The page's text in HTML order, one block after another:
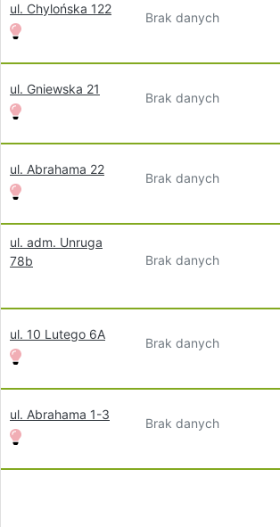
ul. Chylońska 122
Brak danych
ul. Gniewska 21
Brak danych
ul. Abrahama 22
Brak danych
ul. adm. Unruga
78b
Brak danych
ul. 10 Lutego 6A
Brak danych
ul. Abrahama 1-3
Brak danych